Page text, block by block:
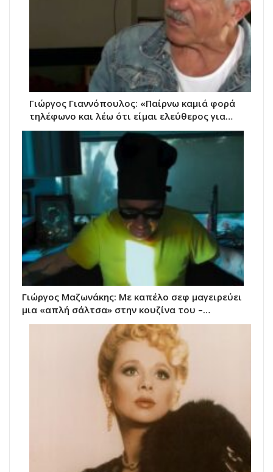
Γιώργος Γιαννόπουλος: «Παίρνω καμιά φορά
τηλέφωνο και λέω ότι είμαι ελεύθερος για…
Γιώργος Μαζωνάκης: Με καπέλο σεφ μαγειρεύει
μια «απλή σάλτσα» στην κουζίνα του –…